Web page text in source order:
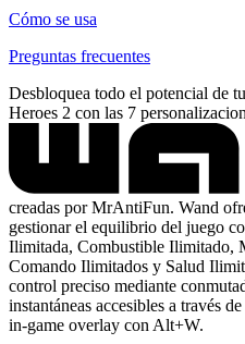
Cómo se usa
Preguntas frecuentes
Desbloquea todo el potencial de
Heroes 2 con las 7
creadas por MrAntiFun. Wand
gestionar el equilibrio del juego
Ilimitada, Combustible Ilimitado,
Comando Ilimitados y Salud
control preciso mediante
instantáneas accesibles a través
in-game overlay con Alt+W.